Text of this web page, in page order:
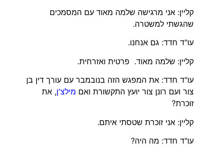
קליין: אני מרגישה שלמה מאוד עם המסמכים
שהגשתי למשטרה.
עו"ד חדד: גם אנחנו.
קליין: שלמה מאוד. פרטית ואזרחית.
עו"ד חדד: את המפגש הזה בנובמבר עם עורך דין בן
צור ועם רונן צור יועץ התקשורת ואם מילצ'ן, את
זוכרת?
קליין: אני זוכרת שטסתי איתם.
עו"ד חדד: מה היה?